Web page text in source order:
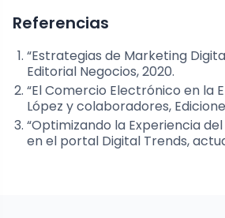
Referencias
“Estrategias de Marketing
Editorial Negocios, 2020.
“El Comercio Electrónico en la
López y colaboradores,
“Optimizando la Experiencia
en el portal Digital Trends,